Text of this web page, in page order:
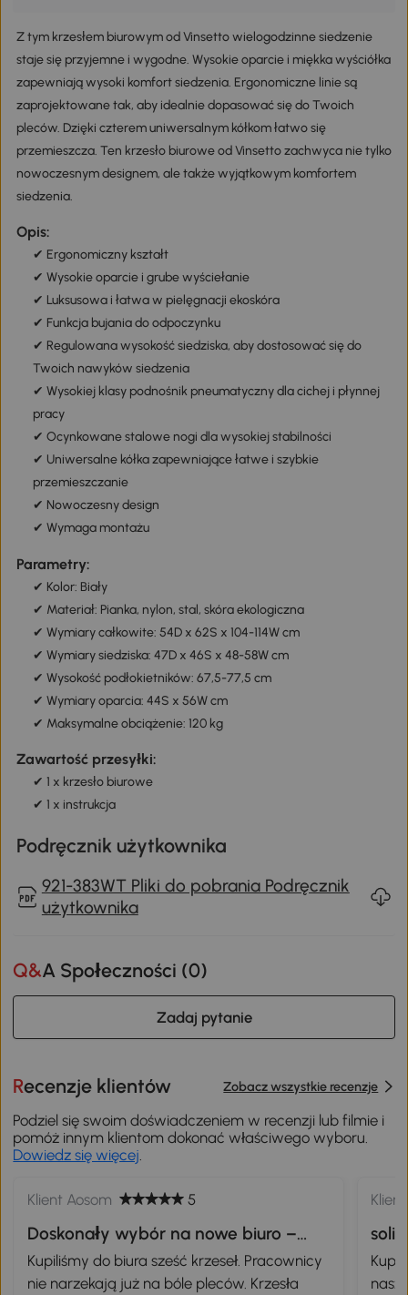
Z tym krzesłem biurowym od Vinsetto wielogodzinne siedzenie
staje się przyjemne i wygodne. Wysokie oparcie i miękka wyściółka
zapewniają wysoki komfort siedzenia. Ergonomiczne linie są
zaprojektowane tak, aby idealnie dopasować się do Twoich
pleców. Dzięki czterem uniwersalnym kółkom łatwo się
przemieszcza. Ten krzesło biurowe od Vinsetto zachwyca nie tylko
nowoczesnym designem, ale także wyjątkowym komfortem
siedzenia.
Opis:
✔ Ergonomiczny kształt
✔ Wysokie oparcie i grube wyściełanie
✔ Luksusowa i łatwa w pielęgnacji ekoskóra
✔ Funkcja bujania do odpoczynku
✔ Regulowana wysokość siedziska, aby dostosować się do
Twoich nawyków siedzenia
✔ Wysokiej klasy podnośnik pneumatyczny dla cichej i płynnej
pracy
✔ Ocynkowane stalowe nogi dla wysokiej stabilności
✔ Uniwersalne kółka zapewniające łatwe i szybkie
przemieszczanie
✔ Nowoczesny design
✔ Wymaga montażu
Parametry:
✔ Kolor: Biały
✔ Materiał: Pianka, nylon, stal, skóra ekologiczna
✔ Wymiary całkowite: 54D x 62S x 104-114W cm
✔ Wymiary siedziska: 47D x 46S x 48-58W cm
✔ Wysokość podłokietników: 67,5-77,5 cm
✔ Wymiary oparcia: 44S x 56W cm
✔ Maksymalne obciążenie: 120 kg
Zawartość przesyłki:
✔ 1 x krzesło biurowe
✔ 1 x instrukcja
Podręcznik użytkownika
921-383WT Pliki do pobrania Podręcznik
użytkownika
Q&A Społeczności (0)
Zadaj pytanie
Recenzje klientów Zobacz wszystkie recenzje
Podziel się swoim doświadczeniem w recenzji lub filmie i
pomóż innym klientom dokonać właściwego wyboru.
Dowiedz się więcej
Klient Aosom 5
Doskonały wybór na nowe biuro –
polecam!
Kupiliśmy do biura sześć krzeseł. Pracownicy
nie narzekają już na bóle pleców. Krzesła